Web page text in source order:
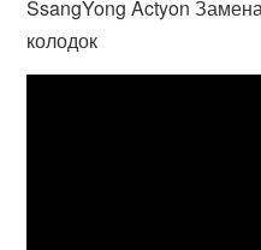
SsangYong Actyon
колодок